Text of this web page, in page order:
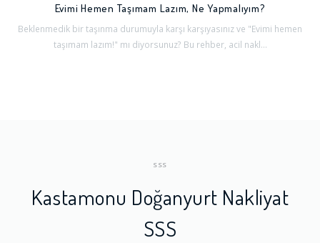
Evimi Hemen Taşımam Lazım, Ne Yapmalıyım?
Beklenmedik bir taşınma durumuyla karşı karşıyasınız ve "Evimi hemen
taşımam lazım!" mı diyorsunuz? Bu rehber, acil nakl...
SSS
Kastamonu Doğanyurt Nakliyat
SSS